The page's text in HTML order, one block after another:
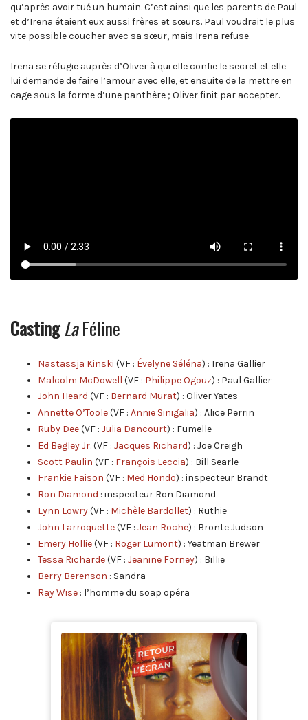
qu’après avoir tué un humain. C’est ainsi que les parents de Paul
et d’Irena étaient eux aussi frères et sœurs. Paul voudrait le plus
vite possible coucher avec sa sœur, mais Irena refuse.
Irena se réfugie auprès d’Oliver à qui elle confie le secret et elle
lui demande de faire l’amour avec elle, et ensuite de la mettre en
cage sous la forme d’une panthère ; Oliver finit par accepter.
CastingLaFéline
Nastassja Kinski (VF : Évelyne Séléna) : Irena Gallier
Malcolm McDowell (VF : Philippe Ogouz) : Paul Gallier
John Heard (VF : Bernard Murat) : Oliver Yates
Annette O’Toole(VF : Annie Sinigalia) : Alice Perrin
Ruby Dee(VF : Julia Dancourt) : Fumelle
Ed Begley Jr.(VF : Jacques Richard) : Joe Creigh
Scott Paulin (VF : François Leccia) : Bill Searle
Frankie Faison (VF : Med Hondo) : inspecteur Brandt
Ron Diamond : inspecteur Ron Diamond
Lynn Lowry(VF : Michèle Bardollet) : Ruthie
John Larroquette(VF : Jean Roche) : Bronte Judson
Emery Hollie(VF : Roger Lumont) : Yeatman Brewer
Tessa Richarde(VF : Jeanine Forney) : Billie
Berry Berenson : Sandra
Ray Wise : l’homme du soap opéra